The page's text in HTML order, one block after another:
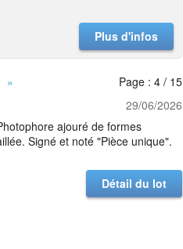
Plus d'infos
»
Page : 4 / 15
29/06/2026
ajouré de formes
Signé et noté "Pièce unique".
Détail du lot